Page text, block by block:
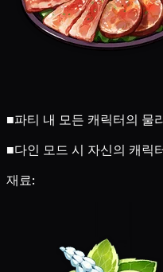
■파티 내 모든 캐릭터의 물
■다인 모드 시 자신의 캐릭
재료: